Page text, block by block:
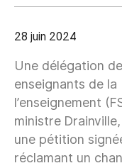
28 juin 2024
Une délégation
enseignants de
l’enseignement
ministre
une pétition
réclamant un